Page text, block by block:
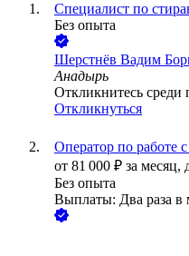
Специалист по
Без опыта
Шерстнёв Вадим
Анадырь
Откликнитесь среди
Откликнуться
Оператор по работе
от 81 000 ₽ за месяц,
Без опыта
Выплаты: Два раза в